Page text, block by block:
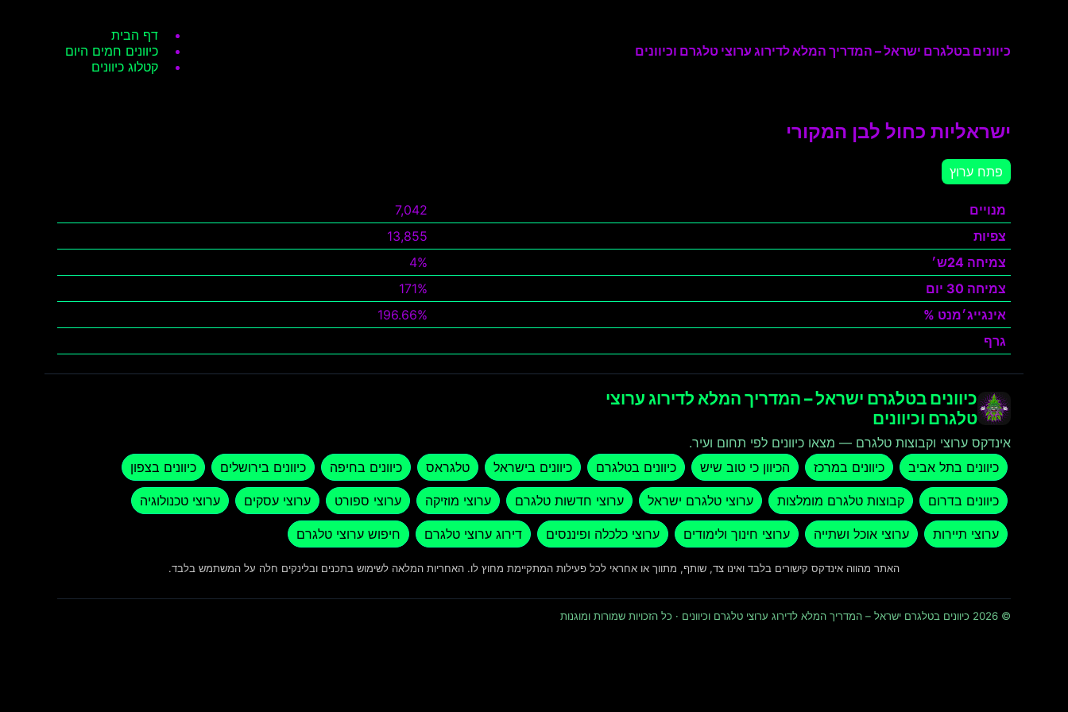
כיוונים בטלגרם ישראל – המדריך המלא לדירוג ערוצי טלגרם וכיוונים
דף הבית
כיוונים חמים היום
קטלוג כיוונים
ישראליות כחול לבן המקורי
פתח ערוץ
מנויים
7,042
צפיות
13,855
צמיחה 24ש׳
4%
צמיחה 30 יום
171%
אינגייג׳מנט %
196.66%
גרף
כיוונים בטלגרם ישראל – המדריך המלא לדירוג ערוצי
טלגרם וכיוונים
אינדקס ערוצי וקבוצות טלגרם — מצאו כיוונים לפי תחום ועיר.
כיוונים בתל אביב
כיוונים במרכז הכיוון כי טוב שיש כיוונים בטלגרם כיוונים בישראל טלגראס כיוונים בחיפה כיוונים בירושלים כיוונים בצפון
כיוונים בדרום קבוצות טלגרם מומלצות ערוצי טלגרם ישראל ערוצי חדשות טלגרם ערוצי מוזיקה ערוצי ספורט ערוצי עסקים ערוצי טכנולוגיה
ערוצי תיירות ערוצי אוכל ושתייה ערוצי חינוך ולימודים ערוצי כלכלה ופיננסים דירוג ערוצי טלגרם חיפוש ערוצי טלגרם
האתר מהווה אינדקס קישורים בלבד ואינו צד, שותף, מתווך או אחראי לכל פעילות המתקיימת מחוץ לו. האחריות המלאה לשימוש בתכנים ובלינקים חלה על המשתמש בלבד.
© 2026 כיוונים בטלגרם ישראל – המדריך המלא לדירוג ערוצי טלגרם וכיוונים · כל הזכויות שמורות ומוגנות